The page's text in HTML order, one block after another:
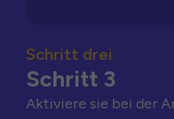
Schritt drei
Schritt 3
Aktiviere sie bei der